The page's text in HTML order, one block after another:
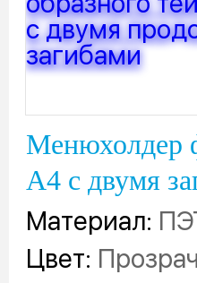
Менюхолдер
А4 с двумя
Материал:
Цвет: